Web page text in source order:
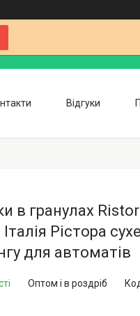
Відгуки
в гранулах
Італія Рістора
для автоматів
Оптом і в роздріб